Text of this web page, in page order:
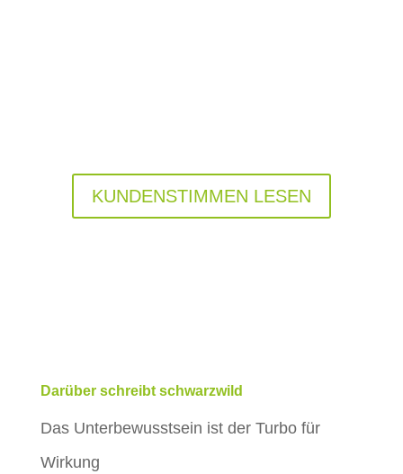
KUNDENSTIMMEN LESEN
Darüber schreibt schwarzwild
Das Unterbewusstsein ist der Turbo für
Wirkung